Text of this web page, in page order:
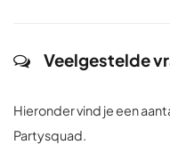
Veelgestelde
Hieronder vind je een
Partysquad.